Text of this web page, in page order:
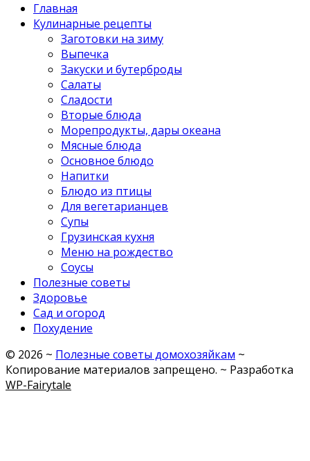
Главная
Кулинарные рецепты
Заготовки на зиму
Выпечка
Закуски и бутерброды
Салаты
Сладости
Вторые блюда
Морепродукты, дары океана
Мясные блюда
Основное блюдо
Напитки
Блюдо из птицы
Для вегетарианцев
Супы
Грузинская кухня
Меню на рождество
Соусы
Полезные советы
Здоровье
Сад и огород
Похудение
© 2026 ~ Полезные советы домохозяйкам ~
Копирование материалов запрещено. ~ Разработка
WP-Fairytale